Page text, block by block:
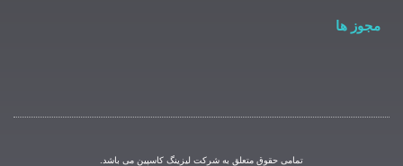
تمامی حقوق متعلق به شرکت لیزینگ کاسپین می باشد.